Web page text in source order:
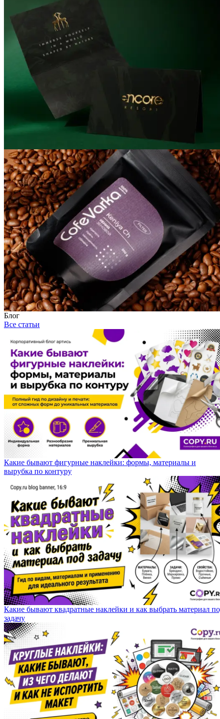
Блог
Все статьи
Какие бывают фигурные наклейки: формы, материалы и
вырубка по контуру
Какие бывают квадратные наклейки и как выбрать материал
задачу